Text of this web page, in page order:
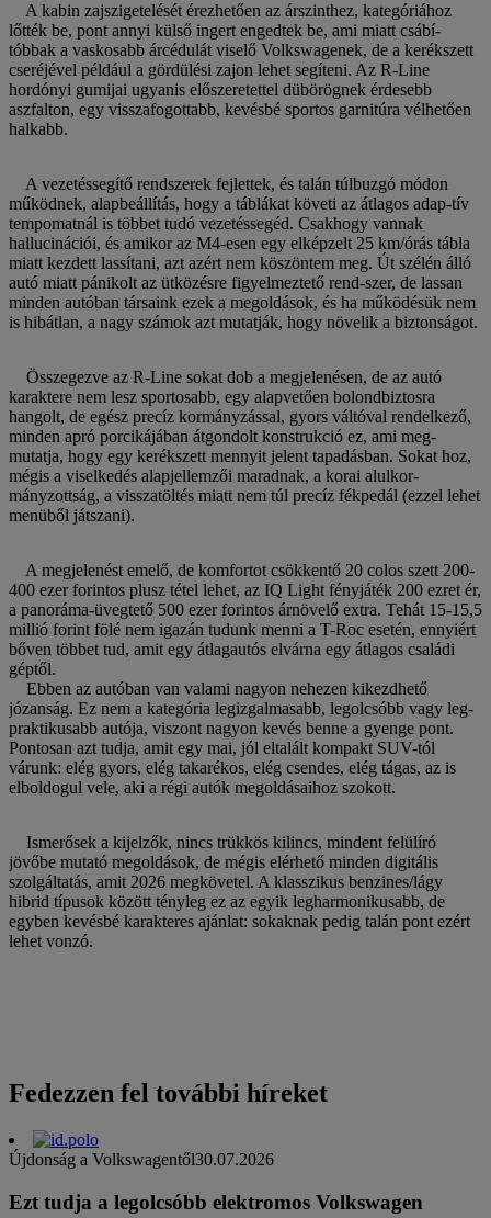
A kabin zajszigetelését érezhetően az árszinthez, kategóriához
lőtték be, pont annyi külső ingert engedtek be, ami miatt csábí-
tóbbak a vaskosabb árcédulát viselő Volkswagenek, de a kerékszett
cseréjével például a gördülési zajon lehet segíteni. Az R-Line
hordónyi gumijai ugyanis előszeretettel dübörögnek érdesebb
aszfalton, egy visszafogottabb, kevésbé sportos garnitúra vélhetően
halkabb.
A vezetéssegítő rendszerek fejlettek, és talán túlbuzgó módon
működnek, alapbeállítás, hogy a táblákat követi az átlagos adap-tív
tempomatnál is többet tudó vezetéssegéd. Csakhogy vannak
hallucinációi, és amikor az M4-esen egy elképzelt 25 km/órás tábla
miatt kezdett lassítani, azt azért nem köszöntem meg. Út szélén álló
autó miatt pánikolt az ütközésre figyelmeztető rend-szer, de lassan
minden autóban társaink ezek a megoldások, és ha működésük nem
is hibátlan, a nagy számok azt mutatják, hogy növelik a biztonságot.
Összegezve az R-Line sokat dob a megjelenésen, de az autó
karaktere nem lesz sportosabb, egy alapvetően bolondbiztosra
hangolt, de egész precíz kormányzással, gyors váltóval rendelkező,
minden apró porcikájában átgondolt konstrukció ez, ami meg-
mutatja, hogy egy kerékszett mennyit jelent tapadásban. Sokat hoz,
mégis a viselkedés alapjellemzői maradnak, a korai alulkor-
mányzottság, a visszatöltés miatt nem túl precíz fékpedál (ezzel lehet
menüből játszani).
A megjelenést emelő, de komfortot csökkentő 20 colos szett 200-
400 ezer forintos plusz tétel lehet, az IQ Light fényjáték 200 ezret ér,
a panoráma-üvegtető 500 ezer forintos árnövelő extra. Tehát 15-15,5
millió forint fölé nem igazán tudunk menni a T-Roc esetén, ennyiért
bőven többet tud, amit egy átlagautós elvárna egy átlagos családi
géptől.
Ebben az autóban van valami nagyon nehezen kikezdhető
józanság. Ez nem a kategória legizgalmasabb, legolcsóbb vagy leg-
praktikusabb autója, viszont nagyon kevés benne a gyenge pont.
Pontosan azt tudja, amit egy mai, jól eltalált kompakt SUV-tól
várunk: elég gyors, elég takarékos, elég csendes, elég tágas, az is
elboldogul vele, aki a régi autók megoldásaihoz szokott.
Ismerősek a kijelzők, nincs trükkös kilincs, mindent felülíró
jövőbe mutató megoldások, de mégis elérhető minden digitális
szolgáltatás, amit 2026 megkövetel. A klasszikus benzines/lágy
hibrid típusok között tényleg ez az egyik legharmonikusabb, de
egyben kevésbé karakteres ajánlat: sokaknak pedig talán pont ezért
lehet vonzó.
Fedezzen fel további híreket
Újdonság a Volkswagentől30.07.2026
Ezt tudja a legolcsóbb elektromos Volkswagen